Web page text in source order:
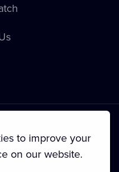
to improve your
on our website.